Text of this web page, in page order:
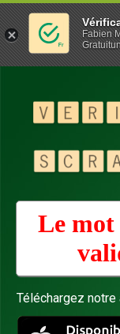
Le mot
Téléchargez
Fabien